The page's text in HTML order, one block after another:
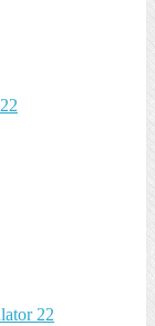
22